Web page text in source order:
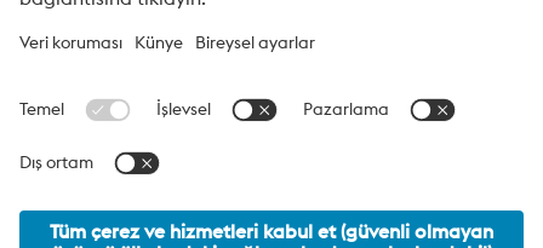
voestalpine High Performance Metal A.Ş., voestalpine High
firmasıdır. Bölümümüz, teknolojik açıdan zorlu ürün segmentlerine
konumundadır.